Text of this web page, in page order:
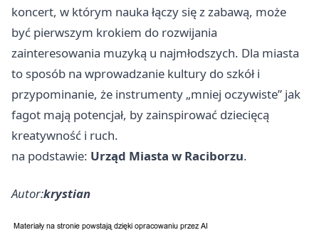
koncert, w którym nauka łączy się z zabawą, może
być pierwszym krokiem do rozwijania
zainteresowania muzyką u najmłodszych. Dla miasta
to sposób na wprowadzanie kultury do szkół i
przypominanie, że instrumenty „mniej oczywiste” jak
fagot mają potencjał, by zainspirować dziecięcą
kreatywność i ruch.
na podstawie: Urząd Miasta w Raciborzu.
Autor:krystian